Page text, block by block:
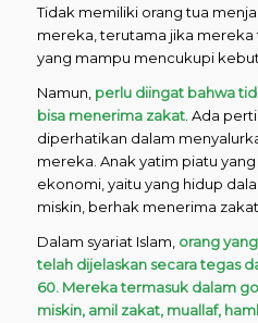
Tidak memiliki orang tua
mereka, terutama jika
yang mampu mencukupi
Namun, perlu diingat bahwa
bisa menerima zakat. Ada
diperhatikan dalam
mereka. Anak yatim piatu
ekonomi, yaitu yang hidup
miskin, berhak menerima zakat.
Dalam syariat Islam, orang
telah dijelaskan secara tegas
60. Mereka termasuk dalam
miskin, amil zakat, muallaf,